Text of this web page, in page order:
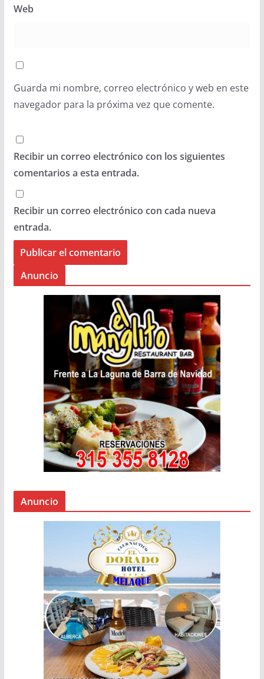
Web
Guarda mi nombre, correo electrónico y web en este
navegador para la próxima vez que comente.
Recibir un correo electrónico con los siguientes
comentarios a esta entrada.
Recibir un correo electrónico con cada nueva
entrada.
Anuncio
Anuncio